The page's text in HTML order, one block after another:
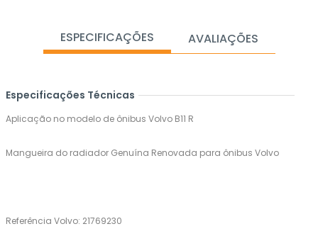
ESPECIFICAÇÕES AVALIAÇÕES
Especificações Técnicas
Aplicação no modelo de ônibus Volvo B11 R
Mangueira do radiador Genuína Renovada para ônibus Volvo
Referência Volvo: 21769230